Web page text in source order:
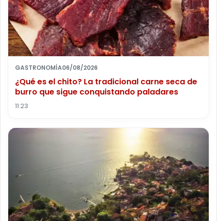
GASTRONOMÍA06/08/2026
¿Qué es el chito? La tradicional carne seca de
burro que sigue conquistando paladares
11:23